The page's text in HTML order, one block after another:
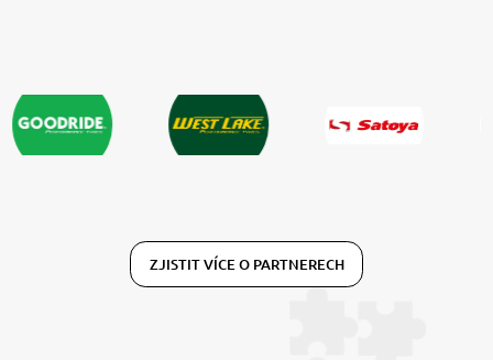
ZJISTIT VÍCE O PARTNERECH